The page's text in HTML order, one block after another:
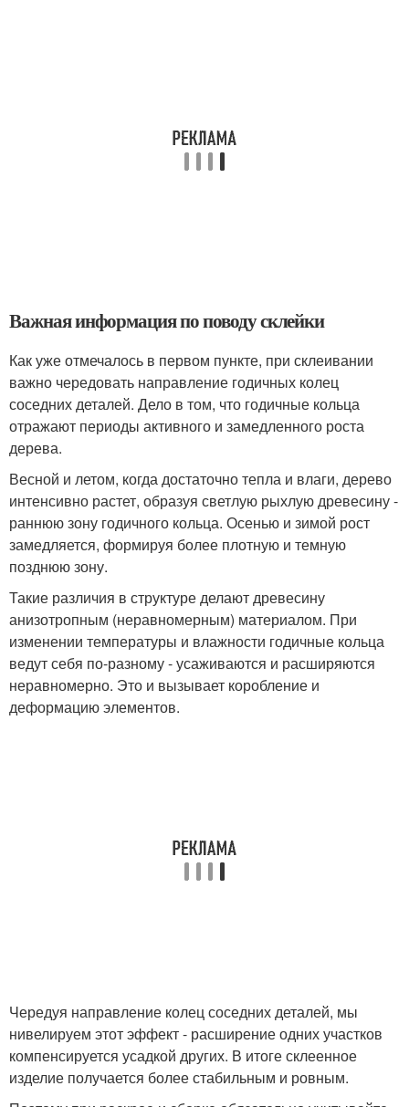
Важная информация по поводу склейки
Как уже отмечалось в первом пункте, при склеивании
важно чередовать направление годичных колец
соседних деталей. Дело в том, что годичные кольца
отражают периоды активного и замедленного роста
дерева.
Весной и летом, когда достаточно тепла и влаги, дерево
интенсивно растет, образуя светлую рыхлую древесину -
раннюю зону годичного кольца. Осенью и зимой рост
замедляется, формируя более плотную и темную
позднюю зону.
Такие различия в структуре делают древесину
анизотропным (неравномерным) материалом. При
изменении температуры и влажности годичные кольца
ведут себя по-разному - усаживаются и расширяются
неравномерно. Это и вызывает коробление и
деформацию элементов.
Чередуя направление колец соседних деталей, мы
нивелируем этот эффект - расширение одних участков
компенсируется усадкой других. В итоге склеенное
изделие получается более стабильным и ровным.